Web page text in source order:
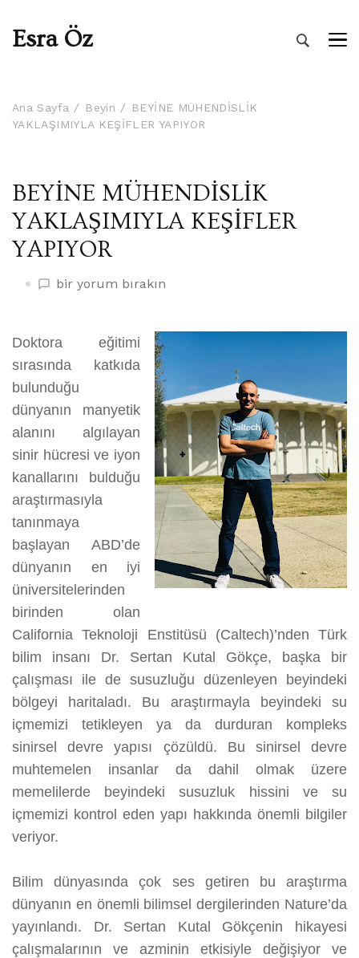
Esra Öz
Ana Sayfa Beyin
BEYİNE MÜHENDİSLİK
YAKLAŞIMIYLA KEŞİFLER YAPIYOR
BEYİNE MÜHENDİSLİK
YAKLAŞIMIYLA KEŞİFLER
YAPIYOR
BEYİNE
KEŞİFLER
YAPIYOR
üzerine
bir yorum bırakın
Doktora eğitimi
sırasında katkıda
bulunduğu
dünyanın manyetik
alanını algılayan
sinir hücresi ve iyon
kanallarını bulduğu
araştırmasıyla
tanınmaya
başlayan ABD’de
dünyanın en iyi
üniversitelerinden
birinden olan
California Teknoloji Enstitüsü (Caltech)’nden Türk
bilim insanı Dr. Sertan Kutal Gökçe, başka bir
çalışması ile de susuzluğu düzenleyen beyindeki
bölgeyi haritaladı. Bu araştırmayla beyindeki su
içmemizi tetikleyen ya da durduran kompleks
sinirsel devre yapısı çözüldü. Bu sinirsel devre
muhtemelen insanlar da dahil olmak üzere
memelilerde beyindeki susuzluk hissini ve su
içmemizi kontrol eden yapı hakkında önemli bilgiler
veriyor.
Bilim dünyasında çok ses getiren bu araştırma
dünyanın en önemli bilimsel dergilerinden Nature’da
yayınlandı. Dr. Sertan Kutal Gökçenin hikayesi
çalışmalarının ve azminin etkisiyle değişiyor ve